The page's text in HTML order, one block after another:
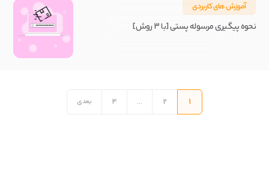
آموزش های کاربردی
نحوه پیگیری مرسوله پستی [با 3 روش]
نوشته‌ها
1
2
…
4 بعدی